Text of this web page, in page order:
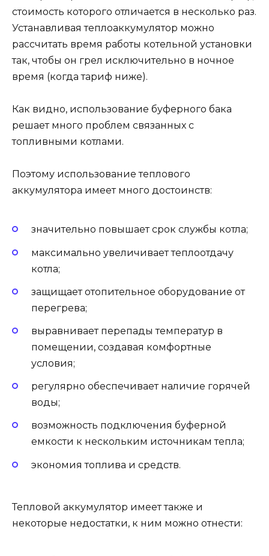
стоимость которого отличается в несколько раз.
Устанавливая теплоаккумулятор можно
рассчитать время работы котельной установки
так, чтобы он грел исключительно в ночное
время (когда тариф ниже).
Как видно, использование буферного бака
решает много проблем связанных с
топливными котлами.
Поэтому использование теплового
аккумулятора имеет много достоинств:
значительно повышает срок службы котла;
максимально увеличивает теплоотдачу
котла;
защищает отопительное оборудование от
перегрева;
выравнивает перепады температур в
помещении, создавая комфортные
условия;
регулярно обеспечивает наличие горячей
воды;
возможность подключения буферной
емкости к нескольким источникам тепла;
экономия топлива и средств.
Тепловой аккумулятор имеет также и
некоторые недостатки, к ним можно отнести: